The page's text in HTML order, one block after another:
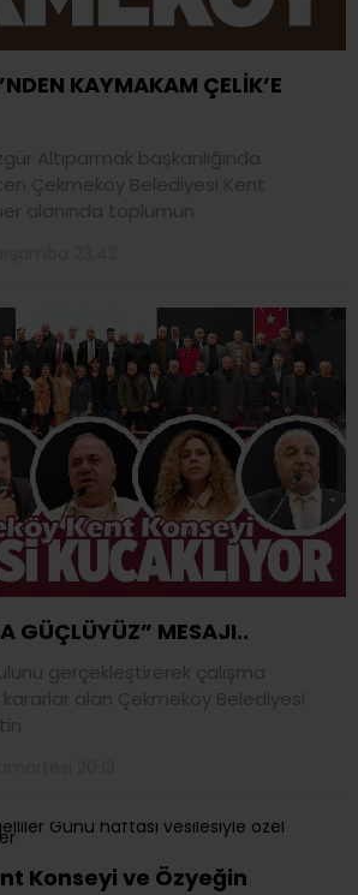
KAYMAKAM ÇELİK’E
Altıparmak başkanlığında
Çekmeköy Belediyesi Kent
alanında toplumun
GÜÇLÜYÜZ” MESAJI..
gerçekleştirerek çalışma
alan Çekmeköy Belediyesi
Konseyi ve Özyeğin